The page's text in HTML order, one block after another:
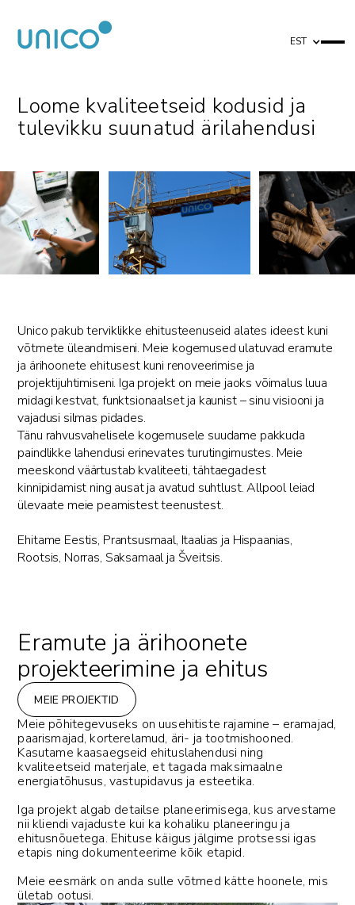
EST
Loome kvaliteetseid kodusid ja
tulevikku suunatud ärilahendusi
Unico pakub terviklikke ehitusteenuseid alates ideest kuni
võtmete üleandmiseni. Meie kogemused ulatuvad eramute
ja ärihoonete ehitusest kuni renoveerimise ja
projektijuhtimiseni. Iga projekt on meie jaoks võimalus luua
midagi kestvat, funktsionaalset ja kaunist – sinu visiooni ja
vajadusi silmas pidades.
Tänu rahvusvahelisele kogemusele suudame pakkuda
paindlikke lahendusi erinevates turutingimustes. Meie
meeskond väärtustab kvaliteeti, tähtaegadest
kinnipidamist ning ausat ja avatud suhtlust. Allpool leiad
ülevaate meie peamistest teenustest.
Ehitame Eestis, Prantsusmaal, Itaalias ja Hispaanias,
Rootsis, Norras, Saksamaal ja Šveitsis.
Eramute ja ärihoonete
projekteerimine ja ehitus
MEIE PROJEKTID
Meie põhitegevuseks on uusehitiste rajamine – eramajad,
paarismajad, korterelamud, äri- ja tootmishooned.
Kasutame kaasaegseid ehituslahendusi ning
kvaliteetseid materjale, et tagada maksimaalne
energiatõhusus, vastupidavus ja esteetika.
Iga projekt algab detailse planeerimisega, kus arvestame
nii kliendi vajaduste kui ka kohaliku planeeringu ja
ehitusnõuetega. Ehituse käigus jälgime protsessi igas
etapis ning dokumenteerime kõik etapid.
Meie eesmärk on anda sulle võtmed kätte hoonele, mis
ületab ootusi.